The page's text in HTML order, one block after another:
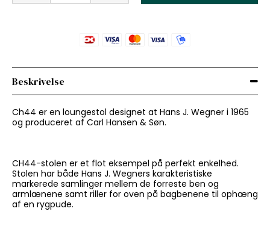
Beskrivelse
Ch44 er en loungestol designet at Hans J. Wegner i 1965
og produceret af Carl Hansen & Søn.
CH44-stolen er et flot eksempel på perfekt enkelhed.
Stolen har både Hans J. Wegners karakteristiske
markerede samlinger mellem de forreste ben og
armlænene samt riller for oven på bagbenene til ophæng
af en rygpude.